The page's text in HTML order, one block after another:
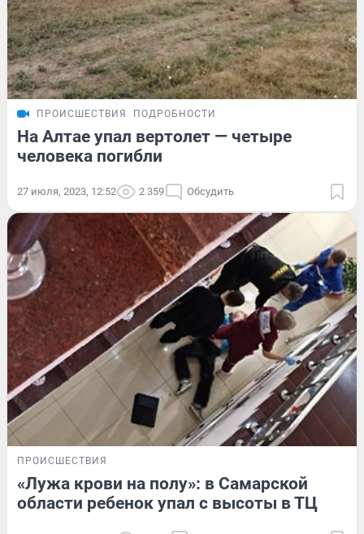
ПРОИСШЕСТВИЯ ПОДРОБНОСТИ
На Алтае упал вертолет — четыре
человека погибли
27 июля, 2023, 12:52 2 359 Обсудить
ПРОИСШЕСТВИЯ
«Лужа крови на полу»: в Самарской
области ребенок упал с высоты в ТЦ